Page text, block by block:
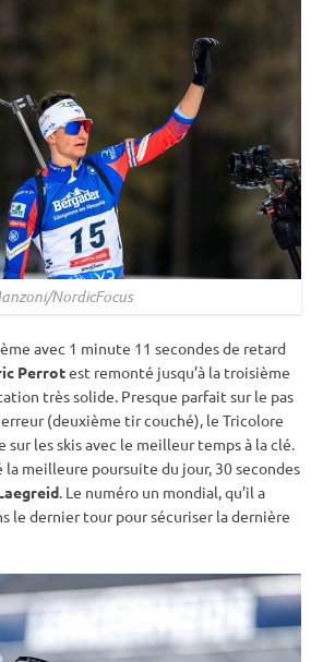
NordicFocus
avec 1 minute 11 secondes de retard
Perrotest remonté jusqu’à la troisième
très solide. Presque parfait sur le pas
(deuxième tircouché), le Tricolore
les skis avec le meilleur temps à la clé.
la meilleure poursuite du jour, 30 secondes
. Le numéro un mondial, qu’il a
le dernier tour pour sécuriser la dernière